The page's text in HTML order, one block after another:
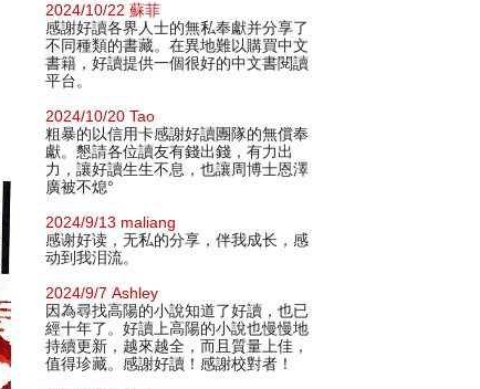
2024/10/22 蘇菲
感謝好讀各界人士的無私奉獻并分享了
不同種類的書藏。在異地難以購買中文
書籍，好讀提供一個很好的中文書閱讀
平台。
2024/10/20 Tao
粗暴的以信用卡感謝好讀團隊的無償奉
獻。懇請各位讀友有錢出錢，有力出
力，讓好讀生生不息，也讓周博士恩澤
廣被不熄°
2024/9/13 maliang
感谢好读，无私的分享，伴我成长，感
动到我泪流。
2024/9/7 Ashley
因為尋找高陽的小說知道了好讀，也已
經十年了。好讀上高陽的小說也慢慢地
持續更新，越來越全，而且質量上佳，
值得珍藏。感謝好讀！感謝校對者！